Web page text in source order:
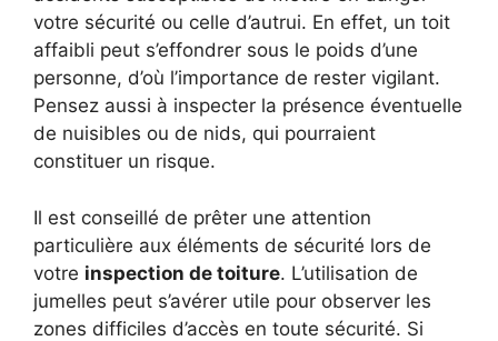
votre sécurité ou celle d’autrui. En effet, un toit
affaibli peut s’effondrer sous le poids d’une
personne, d’où l’importance de rester vigilant.
Pensez aussi à inspecter la présence éventuelle
de nuisibles ou de nids, qui pourraient
constituer un risque.
Il est conseillé de prêter une attention
particulière aux éléments de sécurité lors de
votre inspection de toiture. L’utilisation de
jumelles peut s’avérer utile pour observer les
zones difficiles d’accès en toute sécurité. Si